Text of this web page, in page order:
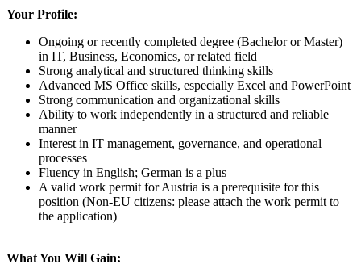
Your Profile:
Ongoing or recently completed degree (Bachelor or Master)
in IT, Business, Economics, or related field
Strong analytical and structured thinking skills
Advanced MS Office skills, especially Excel and PowerPoint
Strong communication and organizational skills
Ability to work independently in a structured and reliable
manner
Interest in IT management, governance, and operational
processes
Fluency in English; German is a plus
A valid work permit for Austria is a prerequisite for this
position (Non-EU citizens: please attach the work permit to
the application)
What You Will Gain: